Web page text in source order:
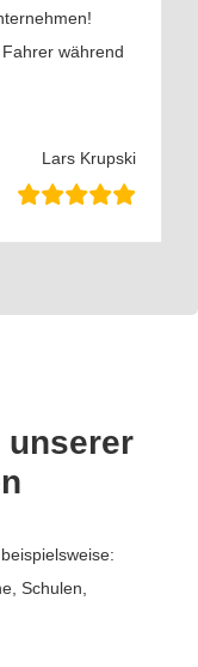
während
Lars Krupski
unserer
Schulen,